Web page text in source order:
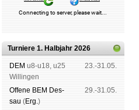
Turniere 1. Halbjahr 2026
DEM u8-u18, u25
Wil­lin­gen
23.-31.05.
Offene BEM Des­
sau (Erg.)
29.-31.05.